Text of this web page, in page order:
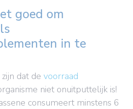
goed om
in te
dat de voorraad
niet onuitputtelijk is!
consumeert minstens 6